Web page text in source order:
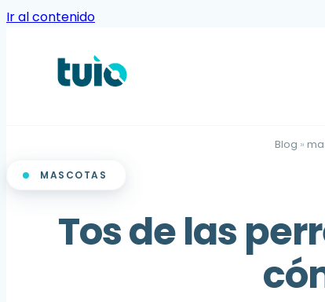
Ir al contenido
Blog »
MASCOTAS
Tos de las